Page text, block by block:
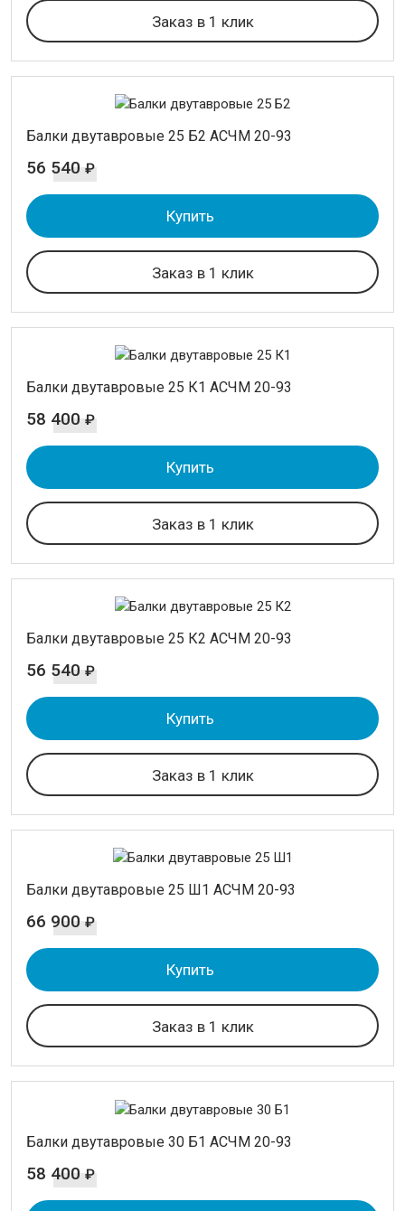
Заказ в 1 клик
Балки двутавровые 25 Б2 АСЧМ 20-93
56 540 ₽
Купить
Заказ в 1 клик
Балки двутавровые 25 К1 АСЧМ 20-93
58 400 ₽
Купить
Заказ в 1 клик
Балки двутавровые 25 К2 АСЧМ 20-93
56 540 ₽
Купить
Заказ в 1 клик
Балки двутавровые 25 Ш1 АСЧМ 20-93
66 900 ₽
Купить
Заказ в 1 клик
Балки двутавровые 30 Б1 АСЧМ 20-93
58 400 ₽